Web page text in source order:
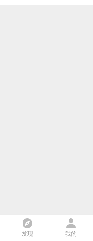
发现 我的